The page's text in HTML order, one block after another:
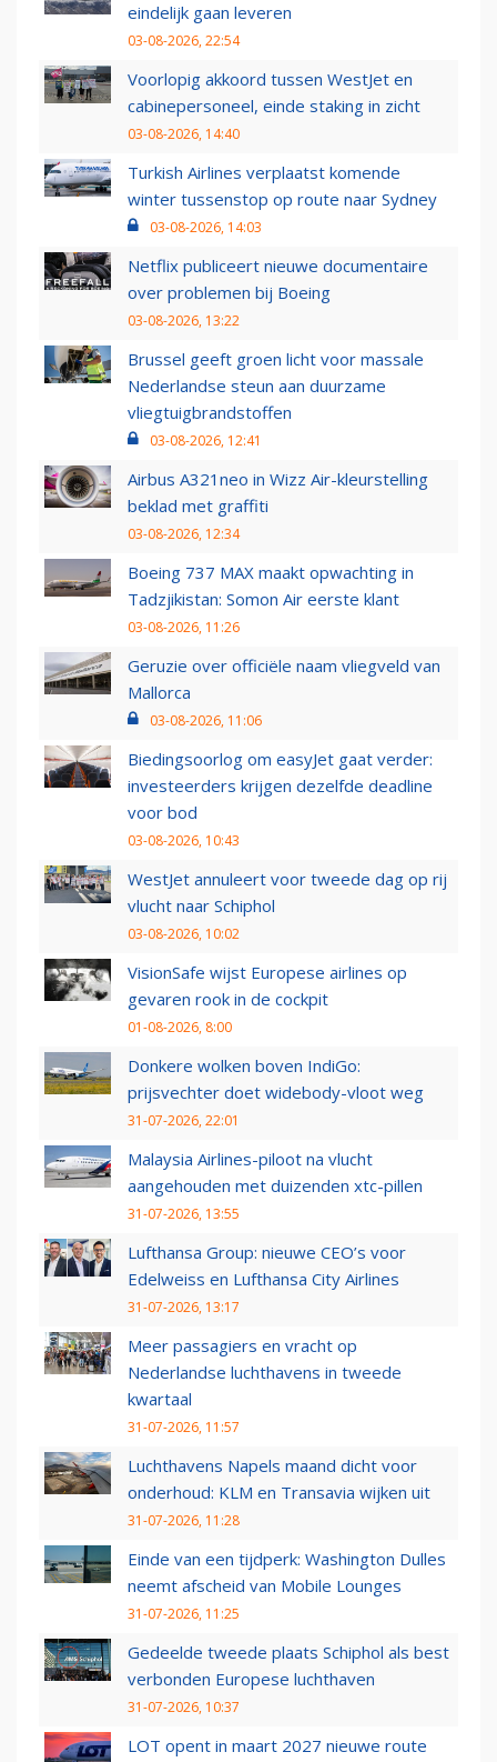
eindelijk gaan leveren
03-08-2026, 22:54
Voorlopig akkoord tussen WestJet en
cabinepersoneel, einde staking in zicht
03-08-2026, 14:40
Turkish Airlines verplaatst komende
winter tussenstop op route naar Sydney
03-08-2026, 14:03
Netflix publiceert nieuwe documentaire
over problemen bij Boeing
03-08-2026, 13:22
Brussel geeft groen licht voor massale
Nederlandse steun aan duurzame
vliegtuigbrandstoffen
03-08-2026, 12:41
Airbus A321neo in Wizz Air-kleurstelling
beklad met graffiti
03-08-2026, 12:34
Boeing 737 MAX maakt opwachting in
Tadzjikistan: Somon Air eerste klant
03-08-2026, 11:26
Geruzie over officiële naam vliegveld van
Mallorca
03-08-2026, 11:06
Biedingsoorlog om easyJet gaat verder:
investeerders krijgen dezelfde deadline
voor bod
03-08-2026, 10:43
WestJet annuleert voor tweede dag op rij
vlucht naar Schiphol
03-08-2026, 10:02
VisionSafe wijst Europese airlines op
gevaren rook in de cockpit
01-08-2026, 8:00
Donkere wolken boven IndiGo:
prijsvechter doet widebody-vloot weg
31-07-2026, 22:01
Malaysia Airlines-piloot na vlucht
aangehouden met duizenden xtc-pillen
31-07-2026, 13:55
Lufthansa Group: nieuwe CEO’s voor
Edelweiss en Lufthansa City Airlines
31-07-2026, 13:17
Meer passagiers en vracht op
Nederlandse luchthavens in tweede
kwartaal
31-07-2026, 11:57
Luchthavens Napels maand dicht voor
onderhoud: KLM en Transavia wijken uit
31-07-2026, 11:28
Einde van een tijdperk: Washington Dulles
neemt afscheid van Mobile Lounges
31-07-2026, 11:25
Gedeelde tweede plaats Schiphol als best
verbonden Europese luchthaven
31-07-2026, 10:37
LOT opent in maart 2027 nieuwe route